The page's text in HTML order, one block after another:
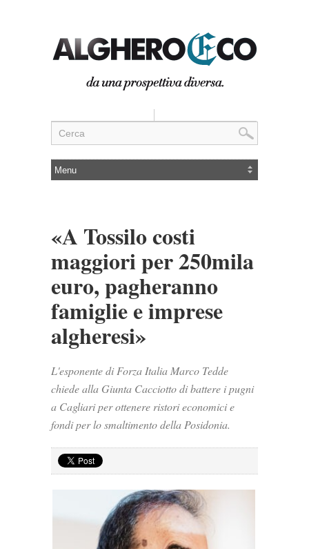
«A Tossilo costi
maggiori per 250mila
euro, pagheranno
famiglie e imprese
algheresi»
L'esponente di Forza Italia Marco Tedde
chiede alla Giunta Cacciotto di battere i pugni
a Cagliari per ottenere ristori economici e
fondi per lo smaltimento della Posidonia.